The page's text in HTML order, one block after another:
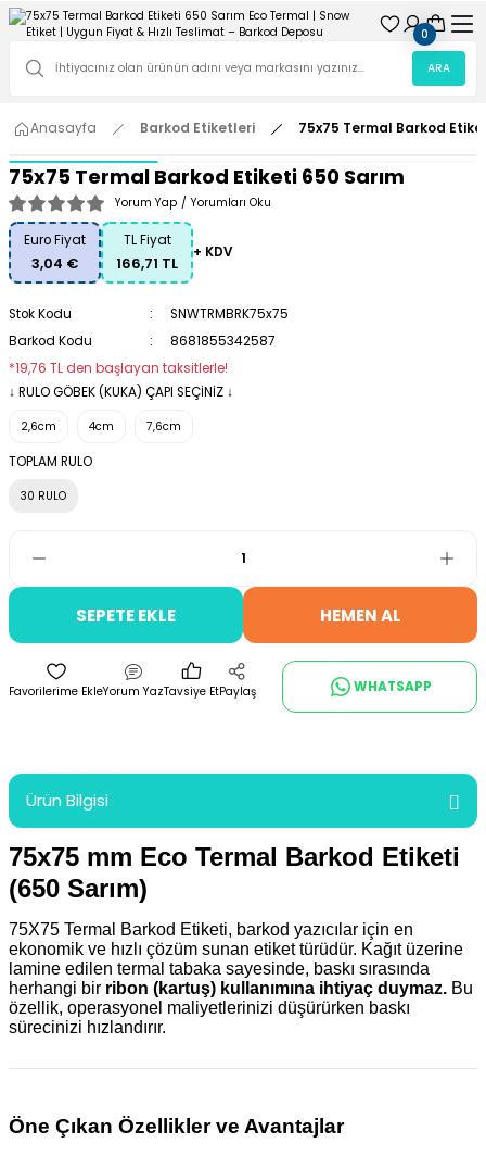
ARA
0
Anasayfa Barkod Etiketleri 75x75 Termal Barkod
75x75 Termal Barkod Etiketi 650 Sarım
Yorum Yap / Yorumları Oku
Euro Fiyat
3,04 €
TL Fiyat
166,71 TL
+ KDV
Stok Kodu
SNWTRMBRK75x75
Barkod Kodu
8681855342587
*19,76 TL den başlayan taksitlerle!
↓ RULO GÖBEK (KUKA) ÇAPI SEÇİNİZ ↓
2,6cm 4cm 7,6cm
TOPLAM RULO
30 RULO
SEPETE EKLE HEMEN AL
Yorum YazTavsiye EtPaylaş WHATSAPP
Ürün Bilgisi
75x75 mm Eco Termal Barkod Etiketi
(650 Sarım)
75X75 Termal Barkod Etiketi, barkod yazıcılar için en
ekonomik ve hızlı çözüm sunan etiket türüdür. Kağıt üzerine
lamine edilen termal tabaka sayesinde, baskı sırasında
herhangi bir ribon (kartuş) kullanımına ihtiyaç duymaz. Bu
özellik, operasyonel maliyetlerinizi düşürürken baskı
sürecinizi hızlandırır.
Öne Çıkan Özellikler ve Avantajlar